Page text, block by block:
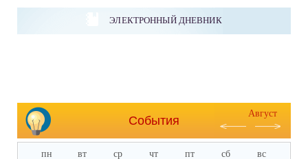
ЭЛЕКТРОННЫЙ ДНЕВНИК
События
Август
пн вт ср чт пт сб вс